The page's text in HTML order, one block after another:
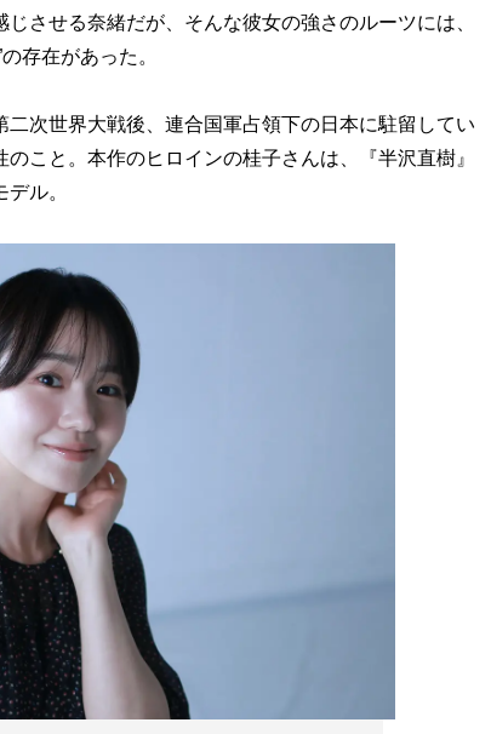
させる奈緒だが、そんな彼女の強さのルーツには、
存在があった。
次世界大戦後、連合国軍占領下の日本に駐留してい
こと。本作のヒロインの桂子さんは、『半沢直樹』
ル。